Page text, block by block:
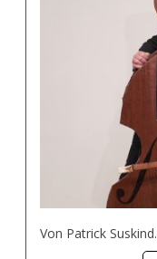
Von Patrick Suskind.